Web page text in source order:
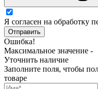
Я согласен на обработку
Отправить
Ошибка!
Максимальное значение -
Уточнить наличие
Заполните поля, чтобы
товаре